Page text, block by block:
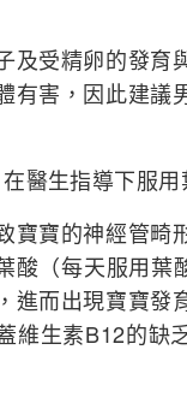
及受精卵的發育
有害，因此建議
醫生指導下服用
寶寶的神經管畸
酸（每天服用葉
進而出現寶寶發
維生素B12的缺